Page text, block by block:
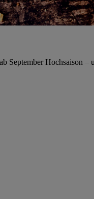
Hochsaison